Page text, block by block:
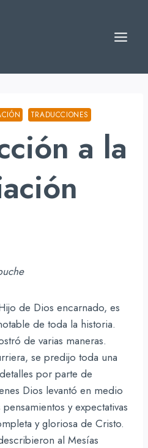
TRADUCCIONES
a la
de Dios encarnado, es
de toda la historia.
de varias maneras.
se predijo toda una
por parte de
Dios levantó en medio
y expectativas
y gloriosa de Cristo.
al Mesías